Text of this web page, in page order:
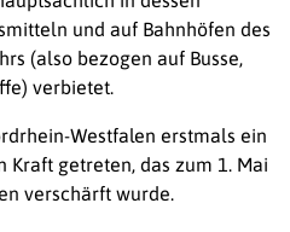
und auf Bahnhöfen des
(also bezogen auf Busse,
verbietet.
Westfalen erstmals ein
getreten, das zum 1. Mai
verschärft wurde.